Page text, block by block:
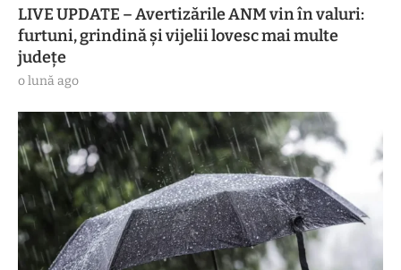
LIVE UPDATE – Avertizările ANM vin în valuri:
furtuni, grindină și vijelii lovesc mai multe
județe
o lună ago